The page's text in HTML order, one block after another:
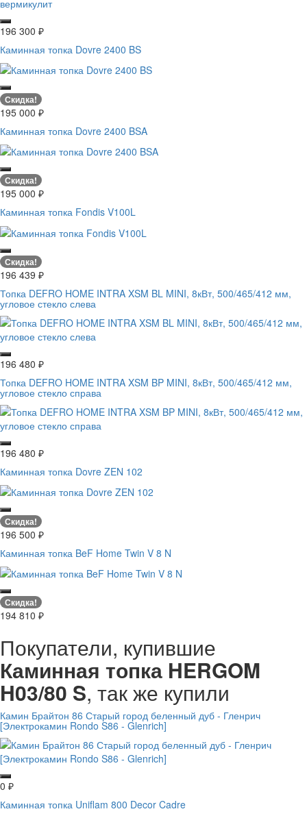
196 300 ₽
Каминная топка Dovre 2400 BS
Скидка!
195 000 ₽
Каминная топка Dovre 2400 BSA
Скидка!
195 000 ₽
Каминная топка Fondis V100L
Скидка!
196 439 ₽
Топка DEFRO HOME INTRA XSM BL MINI, 8кВт, 500/465/412 мм,
угловое стекло слева
196 480 ₽
Топка DEFRO HOME INTRA XSM BP MINI, 8кВт, 500/465/412 мм,
угловое стекло справа
196 480 ₽
Каминная топка Dovre ZEN 102
Скидка!
196 500 ₽
Каминная топка BeF Home Twin V 8 N
Скидка!
194 810 ₽
Покупатели, купившие
Каминная топка HERGOM
H03/80 S, так же купили
Камин Брайтон 86 Старый город беленный дуб - Гленрич
[Электрокамин Rondo S86 - Glenrich]
0 ₽
Каминная топка Uniflam 800 Decor Cadre